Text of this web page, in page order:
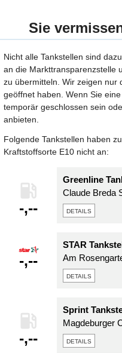
Sie
Nicht alle Tankstellen sind
an die Markttransparenzstelle
zu übermitteln. Wir zeigen nur
geöffnet haben. Wenn Sie
temporär geschlossen sein
anbieten.
Folgende Tankstellen haben
Kraftstoffsorte E10 nicht an:
-,--
Greenline
Claude Breda
details
-,--
STAR
Am
details
-,--
Sprint
Magdeburger
details